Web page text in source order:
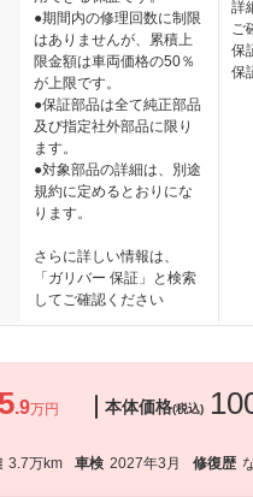
●期間内の修理回数に制限
はありませんが、累積上
限金額は車両価格の50％
が上限です。
●保証部品は全て純正部品
及び指定社外部品に限り
ます。
●対象部品の詳細は、別途
規約に定めるとおりにな
ります。
さらに詳しい情報は、
「ガリバー 保証」と検索
してご確認ください
詳
ご
保
保
.9万円
本体価格(税込)
3.7万km 車検 2027年3月 修復歴